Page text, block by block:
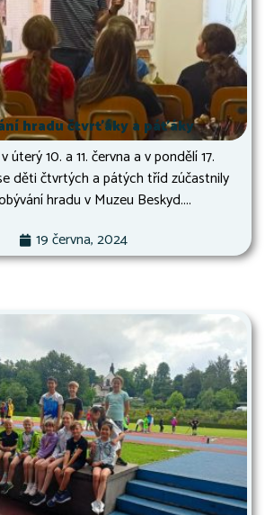
hradu čtvrťáky a páťáky
úterý 10. a 11. června a v pondělí 17.
děti čtvrtých a pátých tříd zúčastnily
hradu v Muzeu Beskyd....
19 června, 2024